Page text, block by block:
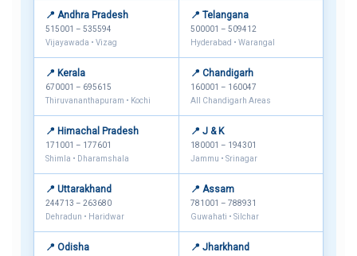
📍 Andhra Pradesh
515001 – 535594
Vijayawada • Vizag
📍 Telangana
500001 – 509412
Hyderabad • Warangal
📍 Kerala
670001 – 695615
Thiruvananthapuram • Kochi
📍 Chandigarh
160001 – 160047
All Chandigarh Areas
📍 Himachal Pradesh
171001 – 177601
Shimla • Dharamshala
📍 J & K
180001 – 194301
Jammu • Srinagar
📍 Uttarakhand
244713 – 263680
Dehradun • Haridwar
📍 Assam
781001 – 788931
Guwahati • Silchar
📍 Odisha 📍 Jharkhand